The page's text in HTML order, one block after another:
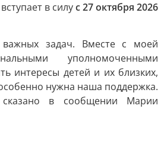
в силус 27 октября 2026
задач. Вместе с моей
уполномоченными
интересы детей и их близких,
нужна наша поддержка.
в сообщении Марии